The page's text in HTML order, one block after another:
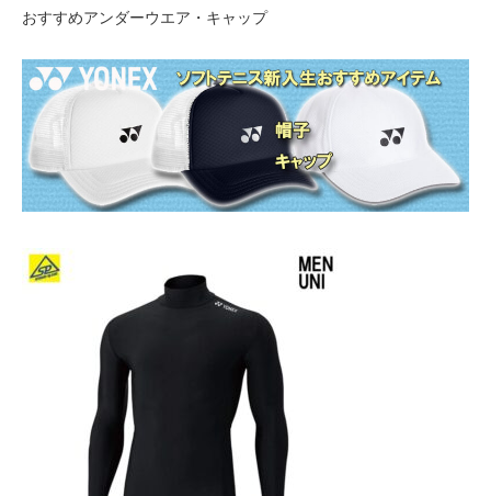
おすすめアンダーウエア・キャップ